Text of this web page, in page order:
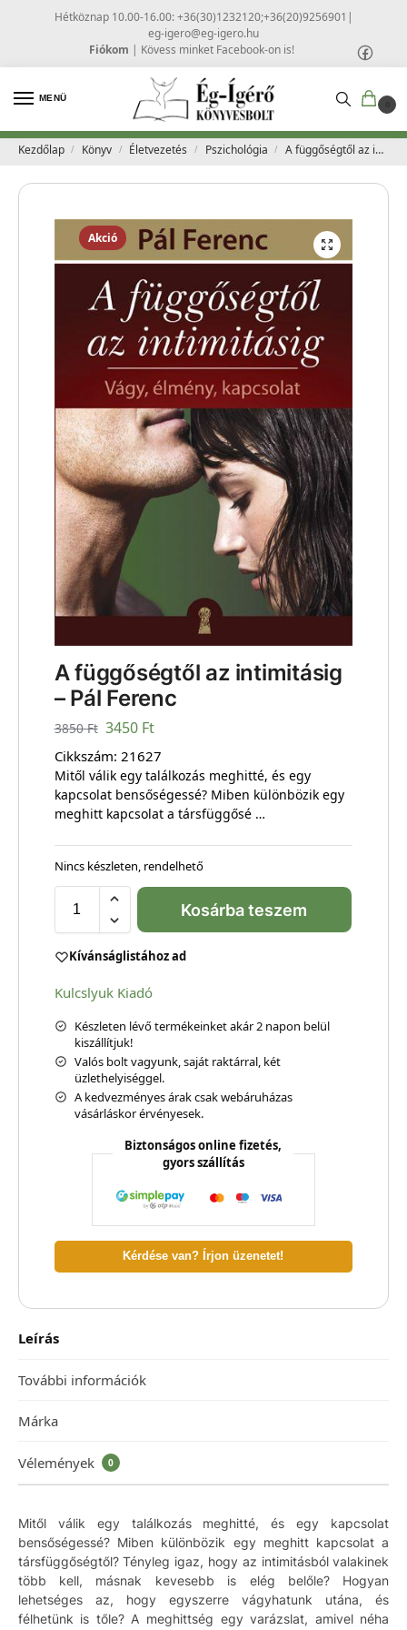
Hétköznap 10.00-16.00: +36(30)1232120;+36(20)9256901 |
eg-igero@eg-igero.hu
Fiókom | Kövess minket Facebook-on is!
MENÜ
0
Kezdőlap / Könyv / Életvezetés / Pszichológia / A függőségtől az intimitásig – Pál Ferenc
Akció
A függőségtől az intimitásig
– Pál Ferenc
3850Ft 3450 Ft
Cikkszám: 21627
Mitől válik egy találkozás meghitté, és egy
kapcsolat bensőségessé? Miben különbözik egy
meghitt kapcsolat a társfüggősé …
Nincs készleten, rendelhető
Kosárba teszem
Kívánságlistához ad
Kulcslyuk Kiadó
Készleten lévő termékeinket akár 2 napon belül
kiszállítjuk!
Valós bolt vagyunk, saját raktárral, két
üzlethelyiséggel.
A kedvezményes árak csak webáruházas
vásárláskor érvényesek.
Biztonságos online fizetés,
gyors szállítás
Kérdése van? Írjon üzenetet!
Leírás
További információk
Márka
Vélemények 0
Mitől válik egy találkozás meghitté, és egy kapcsolat
bensőségessé? Miben különbözik egy meghitt kapcsolat a
társfüggőségtől? Tényleg igaz, hogy az intimitásból valakinek
több kell, másnak kevesebb is elég belőle? Hogyan
lehetséges az, hogy egyszerre vágyhatunk utána, és
félhetünk is tőle? A meghittség egy varázslat, amivel néha